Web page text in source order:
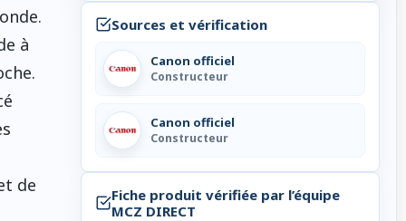
à
de
Sources et vérification
Canon officiel
Constructeur
Canon officiel
Constructeur
Fiche produit vérifiée par l’équipe
MCZ DIRECT